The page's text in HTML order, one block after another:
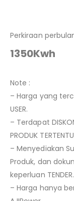
Perkiraan
1350Kwh
Note :
– Harga yang
USER.
– Terdapat
PRODUK
– Menyediakan
Produk, dan
keperluan TENDER.
– Harga hanya